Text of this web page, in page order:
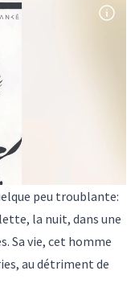
peu troublante:
la nuit, dans une
Sa vie, cet homme
au détriment de